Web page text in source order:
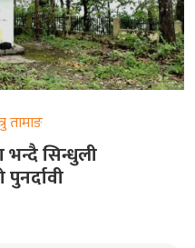
तामाङ
भन्दै सिन्धुली